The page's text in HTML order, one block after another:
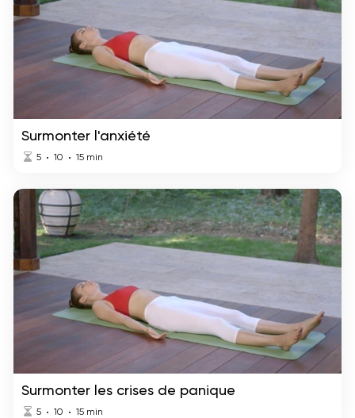
Surmonter l'anxiété
5 10 15 min
Surmonter les crises de panique
5 10 15 min